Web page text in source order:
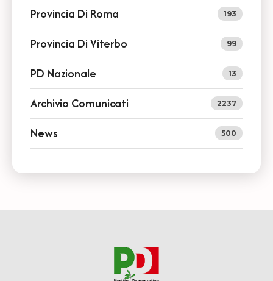
Provincia Di Roma 193
Provincia Di Viterbo 99
PD Nazionale 13
Archivio Comunicati 2237
News 500